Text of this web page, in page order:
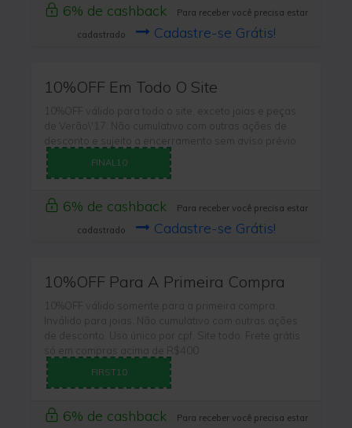
6% de cashback
Para receber você precisa estar
cadastrado
Cadastre-se Grátis!
10%OFF Em Todo O Site
10%OFF válido para todo o site, exceto joias e peças
de Verão\'17. Não cumulativo com outras ações de
desconto e sujeito a encerramento sem aviso prévio
FINAL10
6% de cashback
Para receber você precisa estar
cadastrado
Cadastre-se Grátis!
10%OFF Para A Primeira Compra
10%OFF válido somente para a primeira compra.
Inválido para joias. Não cumulativo com outras ações
de desconto. Uso único por cpf. Site todo. Frete grátis
só em compras acima de R$400
FIRST10
6% de cashback
Para receber você precisa estar